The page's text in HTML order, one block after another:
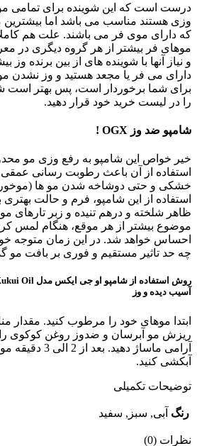
درست است که این شوینده برای تمامی
وزی هستند مناسب می باشد اما بیشترین
که دارای موی فر می باشند. علت هم
موهای فر بیشتر از هر گروه دیگری در
و نیاز آنها با شوینده های از بین برنده وز
دارای می فر یا مجعد هستید و وز نشدن
برای شما برخوردار است، پس بهتر
را در لیست خرید خود قرار دهید.
شامپو ضد وز OGX !
خیر خواص این شامپو به رفع وزی مو
استفاده از آن باعث رطوبت رسانی عمقی
خشکی و حتی دوشاخه شدن مو ها
استفاده از این شامپو، فرم و حالت
ظاهر شلخته و درهم تنیده و زبر تارهای
موضوع بیشتر از هر موقع، هنگام لمس
احساس خواهد شد. در این زمان متوجه
چه حد تاثیر مستقیم و فوری بر بافت مو
روش استفاده از
آسیب دیده و وز
ابتدا موهای خود را مرطوب کنید. مقدار
ریزش مو آبرسان و ضدوز روغن کوکوی را
آرامی ماساژ
آبکشی کنید.
توضیحات تکمیلی
رنگ آبی, سبز, سفید
نظرات (0)